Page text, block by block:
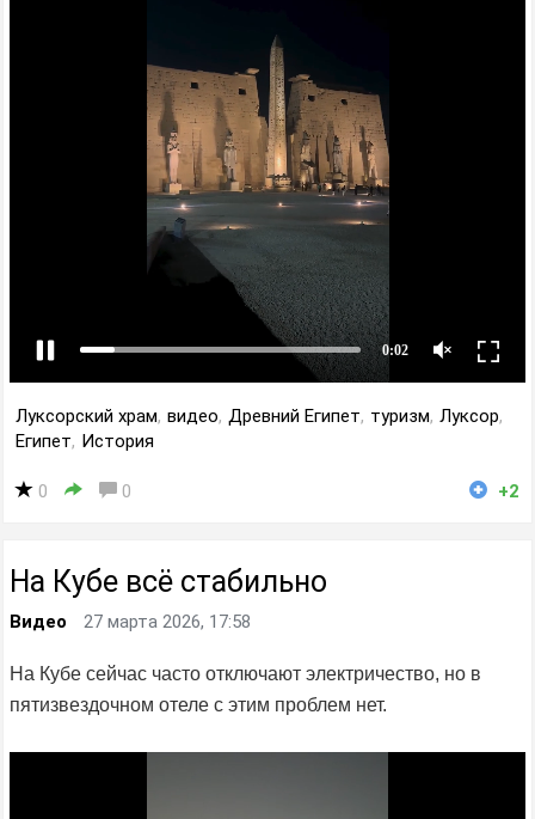
Луксорский храм, видео, Древний Египет, туризм, Луксор,
Египет, История
0 0 +2
На Кубе всё стабильно
Видео 27 марта 2026, 17:58
На Кубе сейчас часто отключают электричество, но в
пятизвездочном отеле с этим проблем нет.